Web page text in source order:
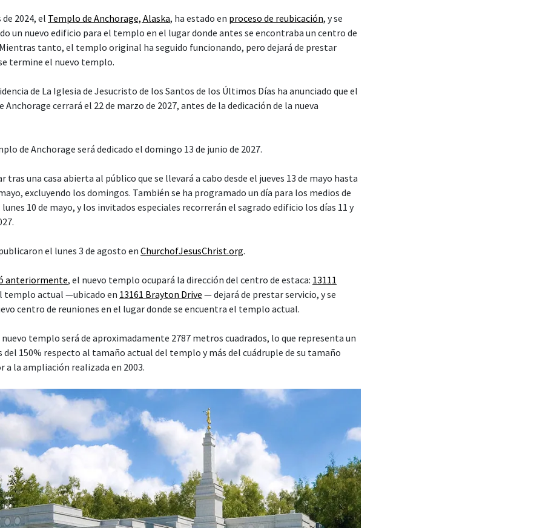
2024, el Templo de Anchorage, Alaska, ha estado en proceso de reubicación, y se
un nuevo edificio para el templo en el lugar donde antes se encontraba un centro de
tanto, el templo original ha seguido funcionando, pero dejará de prestar
termine el nuevo templo.
de La Iglesia de Jesucristo de los Santos de los Últimos Días ha anunciado que el
cerrará el 22 de marzo de 2027, antes de la dedicación de la nueva
de Anchorage será dedicado el domingo 13 de junio de 2027.
tras una casa abierta al público que se llevará a cabo desde el jueves 13 de mayo hasta
excluyendo los domingos. También se ha programado un día para los medios de
10 de mayo, y los invitados especiales recorrerán el sagrado edificio los días 11 y
el lunes 3 de agosto enChurchofJesusChrist.org.
anteriormente, el nuevo templo ocupará la dirección del centro de estaca: 13111
templo actual —ubicado en 13161 Brayton Drive — dejará de prestar servicio, y se
centro de reuniones en el lugar donde se encuentra el templo actual.
templo será de aproximadamente 2787 metros cuadrados, lo que representa un
del 150% respecto al tamaño actual del templo y más del cuádruple de su tamaño
la ampliación realizada en 2003.